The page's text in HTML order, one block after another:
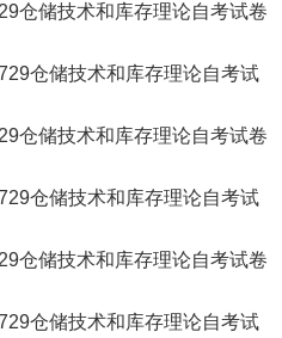
仓储技术和库存理论自考试卷
仓储技术和库存理论自考试
仓储技术和库存理论自考试卷
仓储技术和库存理论自考试
仓储技术和库存理论自考试卷
仓储技术和库存理论自考试